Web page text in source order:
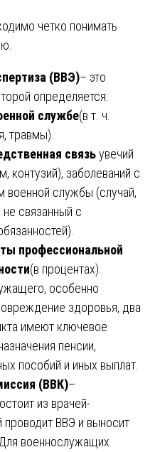
четко понимать
(ВВЭ)– это
определяется:
службе(в т. ч.
травмы).
связьувечий
контузий), заболеваний с
военной службы (случай,
не связанный с
профессиональной
(в процентах).
особенно
здоровья, два
имеют ключевое
пенсии,
пособий и иных выплат.
(ВВК)–
из врачей-
проводит ВВЭ и выносит
военнослужащих